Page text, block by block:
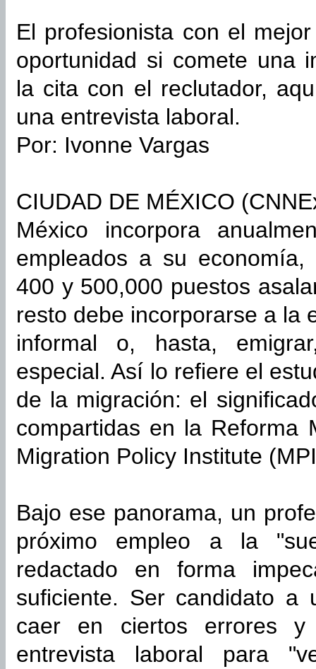
El profesionista con el
oportunidad si comete una
la cita con el reclutador,
una entrevista laboral.
Por: Ivonne Vargas
CIUDAD DE MÉXICO
México incorpora
empleados a su
400 y 500,000 puestos
resto debe incorporarse a la
informal o, hasta,
especial. Así lo refiere el
de la migración: el
compartidas en la Reforma
Migration Policy Institute
Bajo ese panorama, un
próximo empleo a la
redactado en forma
suficiente. Ser candidato a
caer en ciertos errores
entrevista laboral para